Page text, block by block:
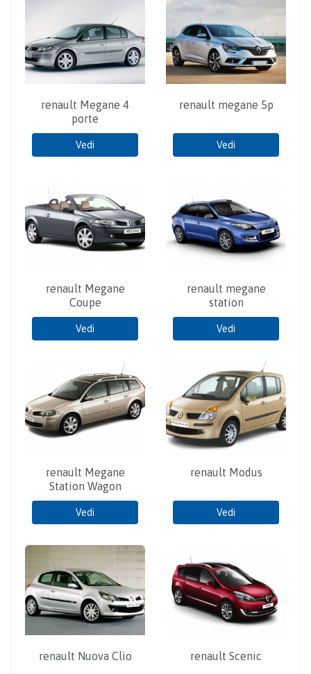
renault Megane 4
porte
Vedi
renault megane 5p
Vedi
renault Megane
Coupe
Vedi
renault megane
station
Vedi
renault Megane
Station Wagon
Vedi
renault Modus
Vedi
renault Nuova Clio renault Scenic